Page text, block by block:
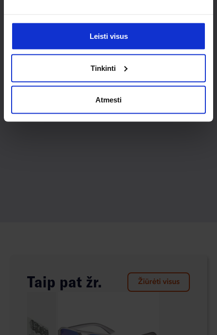
Leisti visus
Tinkinti
Atmesti
Taip pat žr. Žiūrėti visus